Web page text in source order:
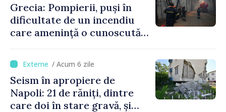
Grecia: Pompierii, puși în
dificultate de un incendiu
care amenință o cunoscută
/ Acum 6 zile
Seism în apropiere de
Napoli: 21 de răniți, dintre
care doi în stare gravă, și